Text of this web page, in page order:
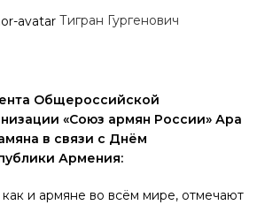
Тигран Гургенович
Общероссийской
«Союз армян России» Ара
в связи с Днём
Армения:
и армяне во всём мире, отмечают